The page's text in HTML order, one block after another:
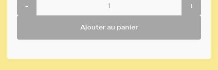
- +
Ajouter au panier